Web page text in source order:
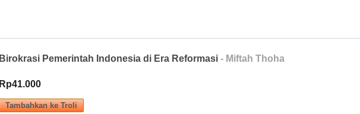
Birokrasi Pemerintah Indonesia di Era Reformasi - Miftah Thoha
Rp41.000